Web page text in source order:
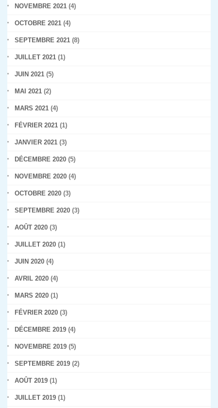
NOVEMBRE 2021 (4)
OCTOBRE 2021 (4)
SEPTEMBRE 2021 (8)
JUILLET 2021 (1)
JUIN 2021 (5)
MAI 2021 (2)
MARS 2021 (4)
FÉVRIER 2021 (1)
JANVIER 2021 (3)
DÉCEMBRE 2020 (5)
NOVEMBRE 2020 (4)
OCTOBRE 2020 (3)
SEPTEMBRE 2020 (3)
AOÛT 2020 (3)
JUILLET 2020 (1)
JUIN 2020 (4)
AVRIL 2020 (4)
MARS 2020 (1)
FÉVRIER 2020 (3)
DÉCEMBRE 2019 (4)
NOVEMBRE 2019 (5)
SEPTEMBRE 2019 (2)
AOÛT 2019 (1)
JUILLET 2019 (1)